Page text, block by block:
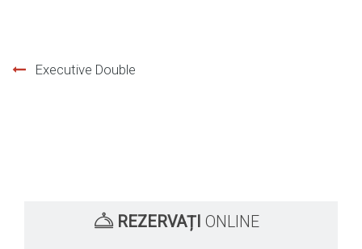
Navigare
Executive Double
REZERVAȚI ONLINE